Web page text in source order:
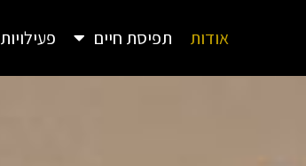
אודות תפיסת חיים פעילויות